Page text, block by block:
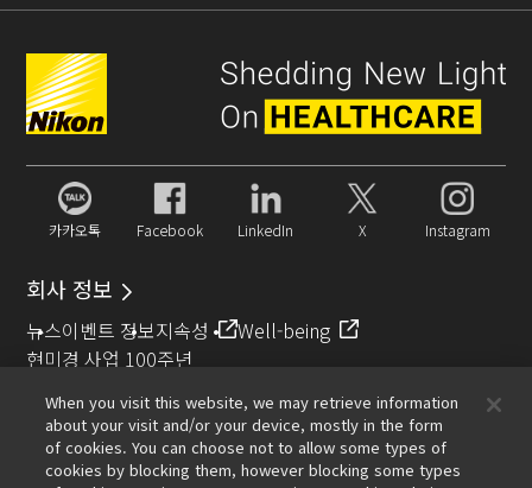
카카오톡 Facebook LinkedIn X Instagram
회사 정보
뉴스이벤트 정보지속성
Well-being
현미경 사업 100주년
추천 링크
대물렌즈 셀렉터 Resolution CalculatorPubScopeOEM
Nikon Small World
MicroscopyU
When you visit this website, we may retrieve information
about your visit and/or your device, mostly in the form
of cookies. You can choose not to allow some types of
cookies by blocking them, however blocking some types